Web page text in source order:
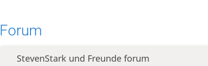
Forum
StevenStark und Freunde forum